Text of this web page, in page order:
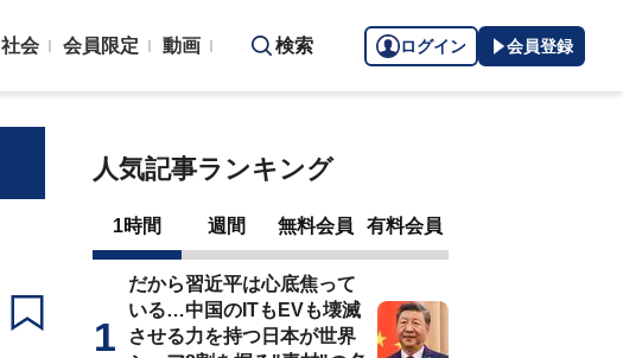
社会 会員限定 動画 検索 ログイン 会員登録
人気記事ランキング
1時間 週間 無料会員 有料会員
だから習近平は心底焦って
いる…中国のITもEVも壊滅
させる力を持つ日本が世界